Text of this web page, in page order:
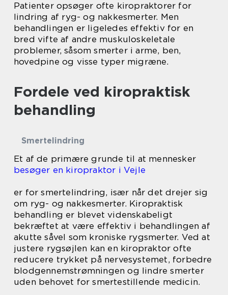
Patienter opsøger ofte kiropraktorer for
lindring af ryg- og nakkesmerter. Men
behandlingen er ligeledes effektiv for en
bred vifte af andre muskuloskeletale
problemer, såsom smerter i arme, ben,
hovedpine og visse typer migræne.
Fordele ved kiropraktisk
behandling
Smertelindring
Et af de primære grunde til at mennesker
besøger en kiropraktor i Vejle
er for smertelindring, især når det drejer sig
om ryg- og nakkesmerter. Kiropraktisk
behandling er blevet videnskabeligt
bekræftet at være effektiv i behandlingen af
akutte såvel som kroniske rygsmerter. Ved at
justere rygsøjlen kan en kiropraktor ofte
reducere trykket på nervesystemet, forbedre
blodgennemstrømningen og lindre smerter
uden behovet for smertestillende medicin.